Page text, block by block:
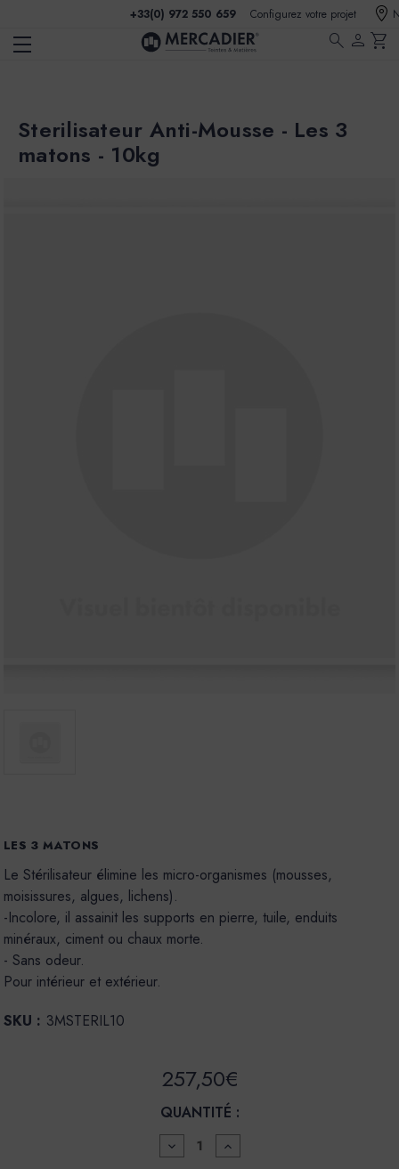
+33(0) 972 550 659 Configurez votre projet
search person shopping_cart
Sterilisateur Anti-Mousse - Les 3
matons - 10kg
LES 3 MATONS
Le Stérilisateur élimine les micro-organismes (mousses,
moisissures, algues, lichens).
-Incolore, il assainit les supports en pierre, tuile, enduits
minéraux, ciment ou chaux morte.
- Sans odeur.
Pour intérieur et extérieur.
SKU : 3MSTERIL10
257,50€
QUANTITÉ :
DIMINUER
LA
AUGMENTER
LA